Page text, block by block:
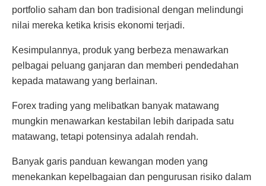
portfolio saham dan bon tradisional dengan melindungi
nilai mereka ketika krisis ekonomi terjadi.
Kesimpulannya, produk yang berbeza menawarkan
pelbagai peluang ganjaran dan memberi pendedahan
kepada matawang yang berlainan.
Forex trading yang melibatkan banyak matawang
mungkin menawarkan kestabilan lebih daripada satu
matawang, tetapi potensinya adalah rendah.
Banyak garis panduan kewangan moden yang
menekankan kepelbagaian dan pengurusan risiko dalam